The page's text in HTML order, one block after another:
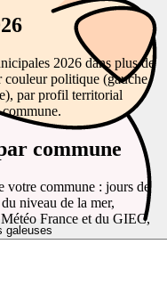
galeuses
2026 dans plus de
couleur politique (gauche,
par profil territorial
commune
votre commune : jours de
niveau de la mer,
Météo France et du GIEC,